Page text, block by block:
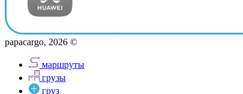
papacargo, 2026 ©
маршруты
грузы
груз